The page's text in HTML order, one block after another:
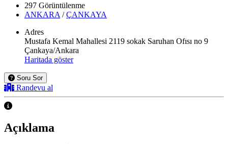
297 Görüntülenme
ANKARA /ÇANKAYA
Adres
Mustafa Kemal Mahallesi 2119 sokak Saruhan Ofısı no 9
Çankaya/Ankara
Haritada göster
Soru Sor
Randevu al
Açıklama